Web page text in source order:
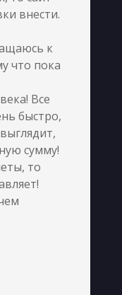
внести.
к
что пока
Все
быстро,
сумму!
то